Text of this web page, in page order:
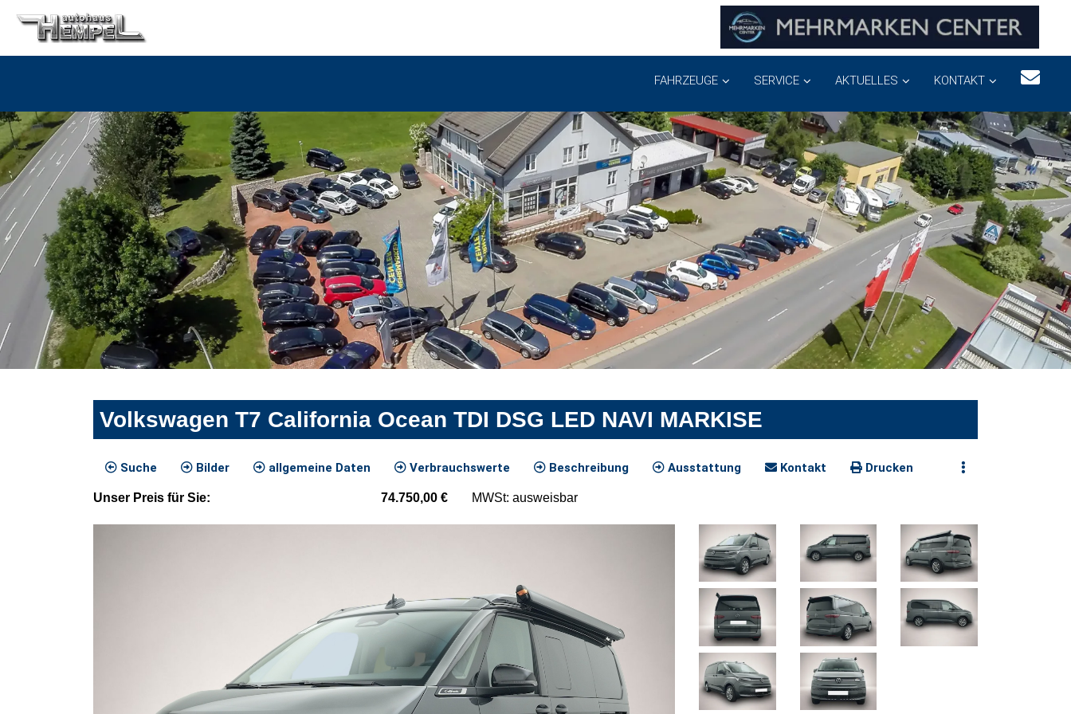
FAHRZEUGE SERVICE AKTUELLES KONTAKT
Volkswagen T7 California Ocean TDI DSG LED NAVI MARKISE
Suche Bilder allgemeine Daten Verbrauchswerte Beschreibung Ausstattung Kontakt Drucken
Unser Preis für Sie: 74.750,00 € MWSt: ausweisbar